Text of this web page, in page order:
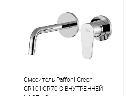
Смеситель Paffoni Green
GR101CR70 С ВНУТРЕННЕЙ